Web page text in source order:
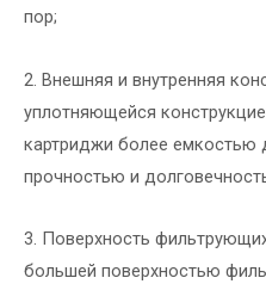
пор;
2. Внешняя и внутренняя
уплотняющейся
картриджи более емкостью
прочностью и
3. Поверхность
большей поверхностью